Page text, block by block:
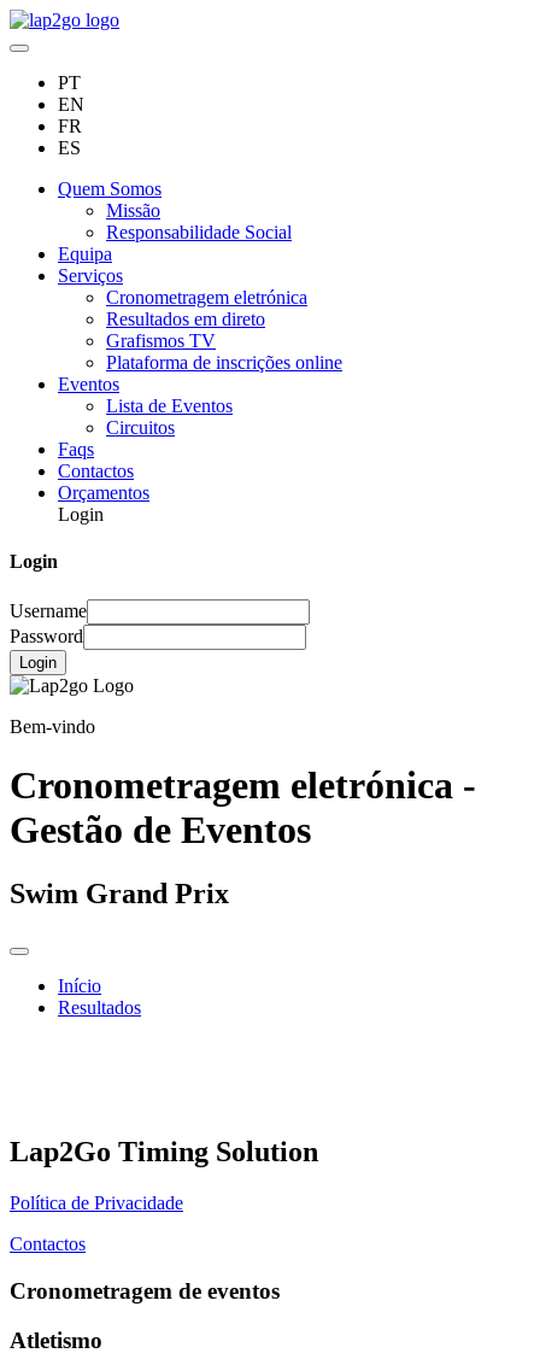
PT
EN
FR
ES
Quem Somos
Missão
Responsabilidade Social
Equipa
Serviços
Cronometragem eletrónica
Resultados em direto
Grafismos TV
Plataforma de inscrições online
Eventos
Lista de Eventos
Circuitos
Faqs
Contactos
Orçamentos
Login
Login
Username
Password
Login
Bem-vindo
Cronometragem eletrónica -
Gestão de Eventos
Swim Grand Prix
Início
Resultados
Lap2Go Timing Solution
Política de Privacidade
Contactos
Cronometragem de eventos
Atletismo